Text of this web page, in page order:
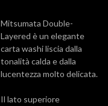
Mitsumata Double-
Layered è un elegante
carta washi liscia dalla
tonalità calda e dalla
lucentezza molto delicata.
Il lato superiore